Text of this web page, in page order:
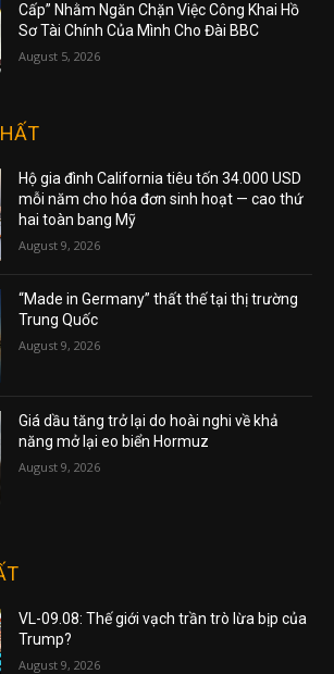
Cấp” Nhằm Ngăn Chặn Việc Công Khai Hồ
Sơ Tài Chính Của Mình Cho Đài BBC
August 5, 2026
Hộ gia đình California tiêu tốn 34.000 USD
mỗi năm cho hóa đơn sinh hoạt — cao thứ
hai toàn bang Mỹ
August 9, 2026
“Made in Germany” thất thế tại thị trường
Trung Quốc
August 9, 2026
Giá dầu tăng trở lại do hoài nghi về khả
năng mở lại eo biển Hormuz
August 9, 2026
VL-09.08: Thế giới vạch trần trò lừa bịp của
Trump?
August 9, 2026